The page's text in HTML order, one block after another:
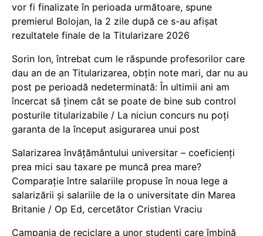
vor fi finalizate în perioada următoare, spune
premierul Bolojan, la 2 zile după ce s-au afișat
rezultatele finale de la Titularizare 2026
Sorin Ion, întrebat cum le răspunde profesorilor care
dau an de an Titularizarea, obțin note mari, dar nu au
post pe perioadă nedeterminată: În ultimii ani am
încercat să ținem cât se poate de bine sub control
posturile titularizabile / La niciun concurs nu poți
garanta de la început asigurarea unui post
Salarizarea învățământului universitar – coeficienți
prea mici sau taxare pe muncă prea mare?
Comparație între salariile propuse în noua lege a
salarizării și salariile de la o universitate din Marea
Britanie / Op Ed, cercetător Cristian Vraciu
Campania de reciclare a unor studenți care îmbină